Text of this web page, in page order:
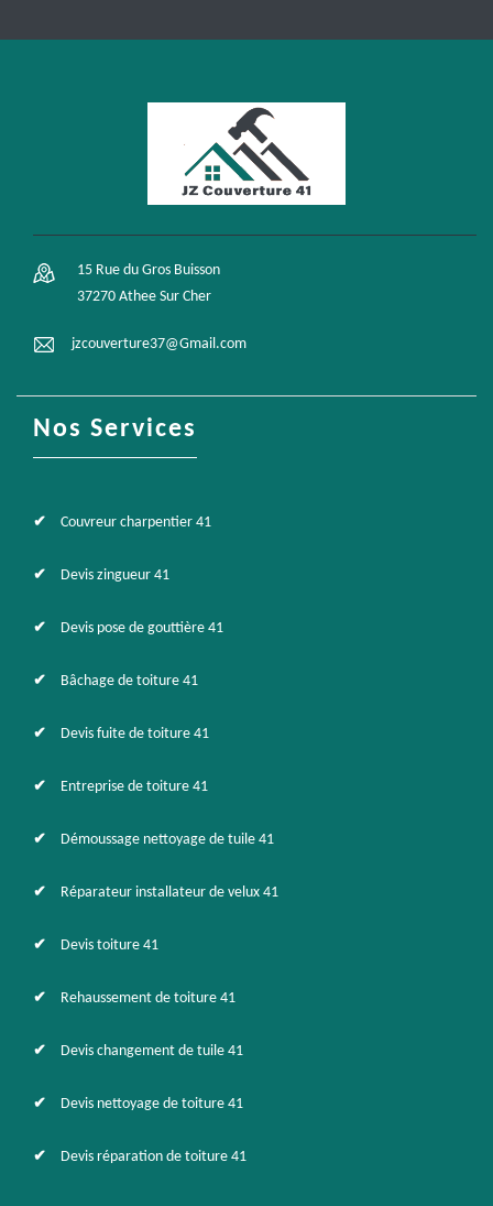
15 Rue du Gros Buisson
37270 Athee Sur Cher
jzcouverture37@Gmail.com
Nos Services
Couvreur charpentier 41
Devis zingueur 41
Devis pose de gouttière 41
Bâchage de toiture 41
Devis fuite de toiture 41
Entreprise de toiture 41
Démoussage nettoyage de tuile 41
Réparateur installateur de velux 41
Devis toiture 41
Rehaussement de toiture 41
Devis changement de tuile 41
Devis nettoyage de toiture 41
Devis réparation de toiture 41